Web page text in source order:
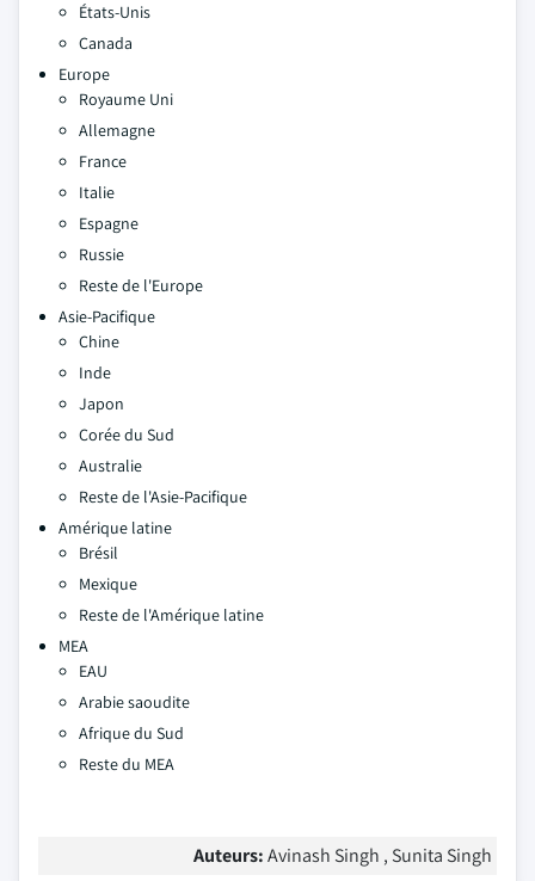
États-Unis
Canada
Europe
Royaume Uni
Allemagne
France
Italie
Espagne
Russie
Reste de l'Europe
Asie-Pacifique
Chine
Inde
Japon
Corée du Sud
Australie
Reste de l'Asie-Pacifique
Amérique latine
Brésil
Mexique
Reste de l'Amérique latine
MEA
EAU
Arabie saoudite
Afrique du Sud
Reste du MEA
Auteurs:Avinash Singh , Sunita Singh